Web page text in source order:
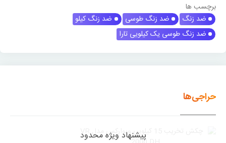
برچسب ها
ضد زنگ
ضد زنگ طوسی
ضد زنگ کیلو
ضد زنگ طوسی یک کیلویی تارا
حراجی‌ها
پیشنهاد ویژه محدود